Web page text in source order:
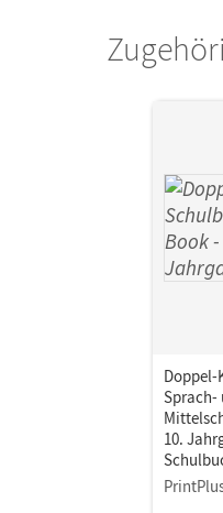
Doppel-
Sprach-
10.
Mit